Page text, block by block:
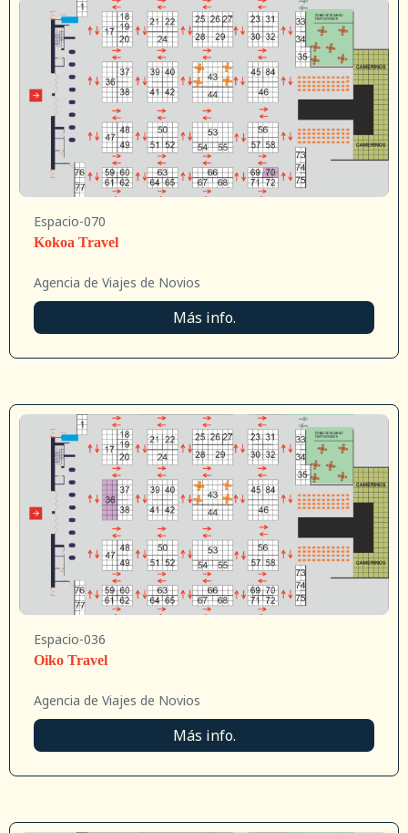
Espacio-070
Kokoa Travel
Agencia de Viajes de Novios
Más info.
Espacio-036
Oiko Travel
Agencia de Viajes de Novios
Más info.